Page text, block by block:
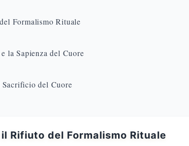
Formalismo Rituale
la Sapienza del Cuore
del Cuore
Rifiuto del Formalismo Rituale